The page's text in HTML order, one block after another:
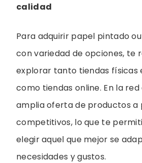
calidad
Para adquirir papel pintado
con variedad de opciones, te
explorar tanto tiendas físicas
como tiendas online. En la
amplia oferta de productos a
competitivos, lo que te
elegir aquel que mejor se
necesidades y gustos.